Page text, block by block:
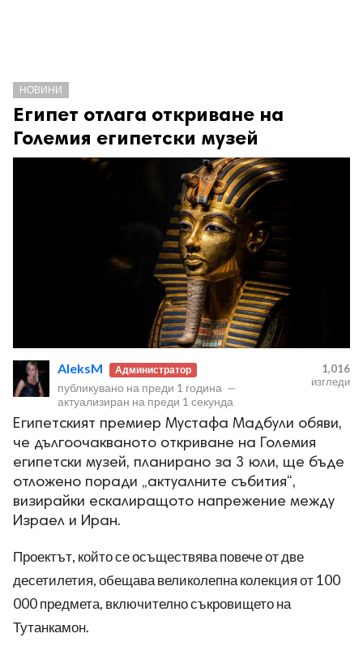
НОВИНИ
Египет отлага откриване на
Големия египетски музей
AleksM Администратор
публикувано на преди 1 година —
актуализиран на преди 1 секунда
1,016
изгледи
Египетският премиер Мустафа Мадбули обяви,
че дългоочакваното откриване на Големия
египетски музей, планирано за 3 юли, ще бъде
отложено поради „актуалните събития“,
визирайки ескалиращото напрежение между
Израел и Иран.
Проектът, който се осъществява повече от две
десетилетия, обещава великолепна колекция от 100
000 предмета, включително съкровището на
Тутанкамон.